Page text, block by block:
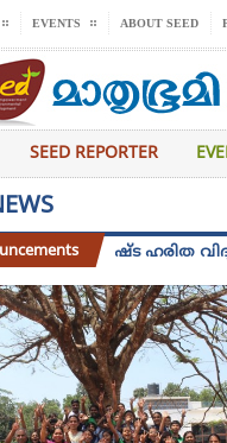
EVENTS ABOUT SEED
SEED REPORTER
വിശിഷ്ട ഹരിത